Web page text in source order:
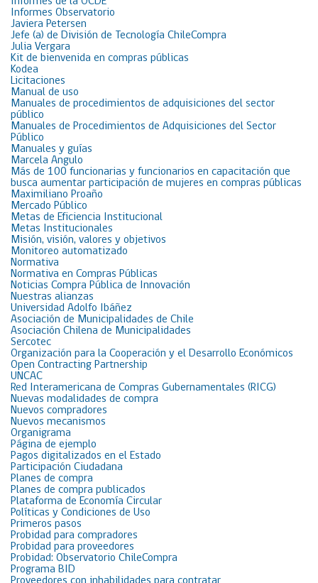
Informes Observatorio
Javiera Petersen
Jefe (a) de División de Tecnología ChileCompra
Julia Vergara
Kit de bienvenida en compras públicas
Kodea
Licitaciones
Manual de uso
Manuales de procedimientos de adquisiciones del sector
público
Manuales de Procedimientos de Adquisiciones del Sector
Público
Manuales y guías
Marcela Angulo
Más de 100 funcionarias y funcionarios en capacitación que
busca aumentar participación de mujeres en compras públicas
Maximiliano Proaño
Mercado Público
Metas de Eficiencia Institucional
Metas Institucionales
Misión, visión, valores y objetivos
Monitoreo automatizado
Normativa
Normativa en Compras Públicas
Noticias Compra Pública de Innovación
Nuestras alianzas
Universidad Adolfo Ibáñez
Asociación de Municipalidades de Chile
Asociación Chilena de Municipalidades
Sercotec
Organización para la Cooperación y el Desarrollo Económicos
Open Contracting Partnership
UNCAC
Red Interamericana de Compras Gubernamentales (RICG)
Nuevas modalidades de compra
Nuevos compradores
Nuevos mecanismos
Organigrama
Página de ejemplo
Pagos digitalizados en el Estado
Participación Ciudadana
Planes de compra
Planes de compra publicados
Plataforma de Economía Circular
Políticas y Condiciones de Uso
Primeros pasos
Probidad para compradores
Probidad para proveedores
Probidad: Observatorio ChileCompra
Programa BID